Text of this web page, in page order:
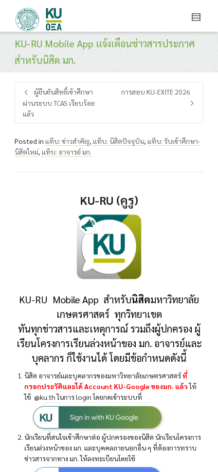
KU-RU Mobile App แจ้งเตือนข่าวสารประกาศ
สำหรับนิสิต มก.
ผู้ยืนยันสิทธิ์เข้าศึกษา
ผ่านระบบ TCAS เรียบร้อย
แล้ว
การสอบ KU-EXITE 2026
Posted in แท็บ: ข่าวสำคัญ, แท็บ: นิสิตปัจจุบัน, แท็บ: รับเข้าศึกษา-
นิสิตใหม่, แท็บ: อาจารย์ มก.
KU-RU (คูรู)
KU-RU Mobile App สำหรับนิสิตมหาวิทยาลัย
เกษตรศาสตร์ ทุกวิทยาเขต
ทันทุกข่าวสารและเหตุการณ์ รวมถึงผู้ปกครอง ผู้
เรียนโครงการเรียนล่วงหน้าของ มก. อาจารย์และ
บุคลากร ก็ใช้งานได้ โดยมีข้อกำหนดดังนี้
นิสิต อาจารย์และบุคลากรของมหาวิทยาลัยเกษตรศาสตร์ที่
กรอกประวัติและได้ Account KU-Google ของมก. แล้วให้
ใช้ @ku.th ในการ login โดยกดเข้าระบบที่
นักเรียนที่สนใจเข้าศึกษาต่อ ผู้ปกครองของนิสิต นักเรียนโครงการ
เรียนล่วงหน้าของ มก. และบุคคลภายนอกอื่น ๆ ที่ต้องการทราบ
ข่าวสารจากทาง มก. ให้ลงทะเบียนโดยใช้